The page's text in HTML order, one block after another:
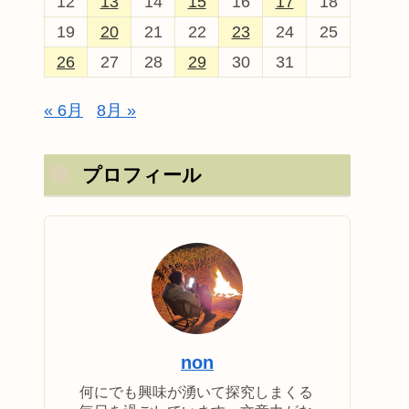
19
20 21 22 23 24
25
26
27 28 29 30 31
« 6月 8月 »
プロフィール
non
何にでも興味が湧いて探究しまくる